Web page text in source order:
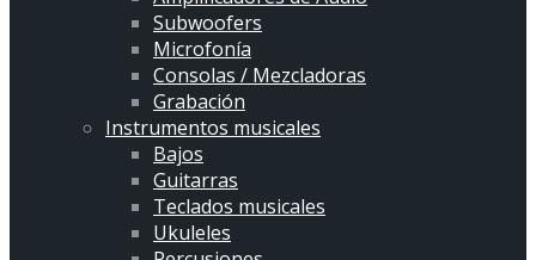
Subwoofers
Microfonía
Consolas / Mezcladoras
Grabación
Instrumentos musicales
Bajos
Guitarras
Teclados musicales
Ukuleles